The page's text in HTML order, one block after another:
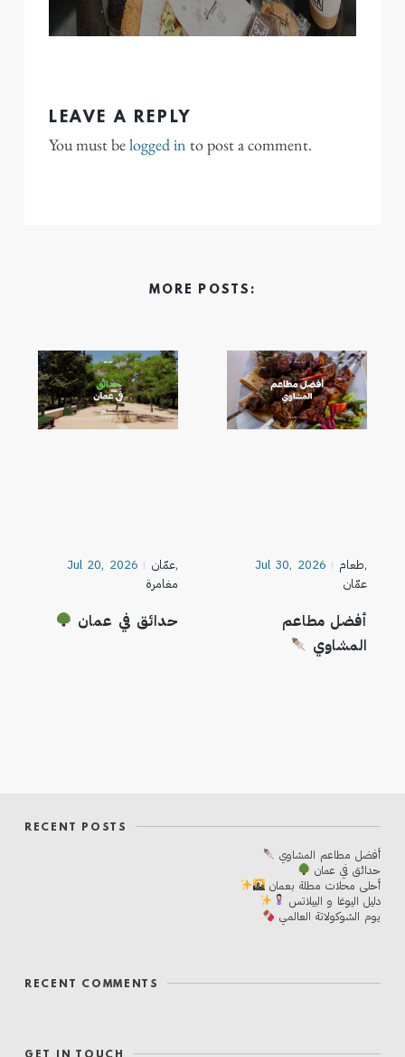
LEAVE A REPLY
You must belogged in to post a comment.
MORE POSTS:
Jul 30, 2026 طعام,
عمّان
أفضل مطاعم
المشاوي
Jul 20, 2026 عمّان,
مغامرة
حدائق في عمان
RECENT POSTS
أفضل مطاعم المشاوي
حدائق في عمان
أحلی محلات مطلة بعمان
دليل اليوغا و البيلاتس
يوم الشوكولاتة العالمي
RECENT COMMENTS